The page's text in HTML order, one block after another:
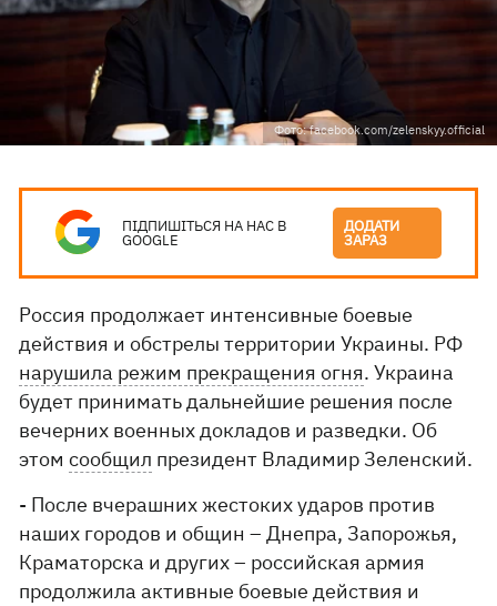
Фото: facebook.com/zelenskyy.official
ПІДПИШІТЬСЯ НА НАС В
GOOGLE
ДОДАТИ
ЗАРАЗ
Россия продолжает интенсивные боевые
действия и обстрелы территории Украины. РФ
нарушила режим прекращения огня. Украина
будет принимать дальнейшие решения после
вечерних военных докладов и разведки. Об
этомсообщил президент Владимир Зеленский.
- После вчерашних жестоких ударов против
наших городов и общин – Днепра, Запорожья,
Краматорска и других – российская армия
продолжила активные боевые действия и